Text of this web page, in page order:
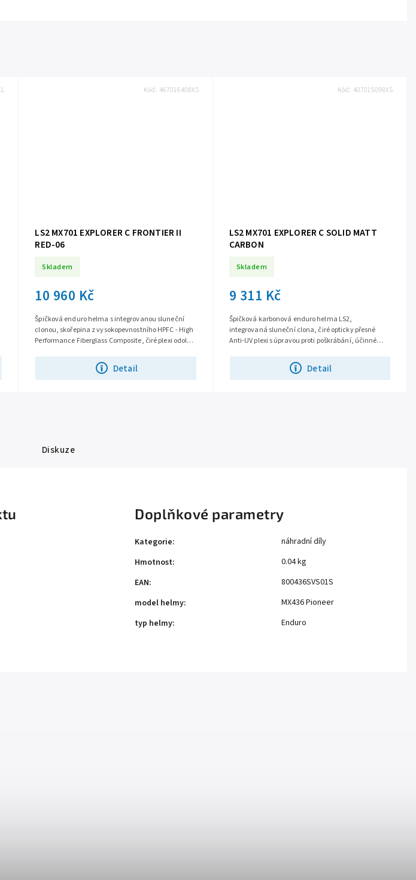
LS2 MX701 EXPLORER C FRONTIER II
RED-06
Skladem
10 960 Kč
Detail
Špičková enduro helma s integrovanou sluneční
clonou, skořepina z vysokopevnostního HPFC - High
Performance Fiberglass Composite, čiré plexi odolné
Kód: 467016408XS
LS2 MX701 EXPLORER C SOLID MATT
CARBON
Skladem
9 311 Kč
Detail
Špičková karbonová enduro helma LS2,
integrovaná sluneční clona, čiré opticky přesné
Anti-UV plexi s úpravou proti poškrábání, účinné
Kód: 407015098XS
Diskuze
Doplňkové parametry
Kategorie:
náhradní díly
Hmotnost:
0.04 kg
EAN:
800436SVS01S
model helmy:
MX436 Pioneer
typ helmy: Enduro